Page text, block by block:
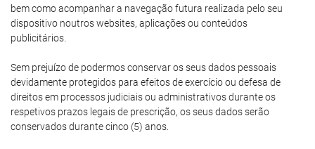
bem como acompanhar a navegação futura realizada pelo seu
dispositivo noutros websites, aplicações ou conteúdos
publicitários.
Sem prejuízo de podermos conservar os seus dados pessoais
devidamente protegidos para efeitos de exercício ou defesa de
direitos em processos judiciais ou administrativos durante os
respetivos prazos legais de prescrição, os seus dados serão
conservados durante cinco (5) anos.